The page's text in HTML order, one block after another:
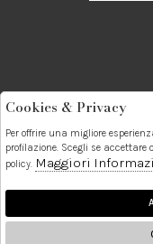
Telefono:
089237858
Cookies & Privacy
Per offrire una migliore
profilazione. Scegli se
policy. Maggiori